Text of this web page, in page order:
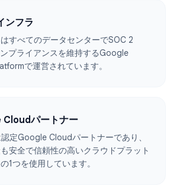
ンフラ
すべてのデータセンターでSOC 2
プライアンスを維持するGoogle
で運営されています。
Cloudパートナー
定Google Cloudパートナーであり、
安全で信頼性の高いクラウドプラット
1つを使用しています。